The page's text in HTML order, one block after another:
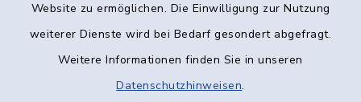
Website zu ermöglichen. Die Einwilligung zur Nutzung
weiterer Dienste wird bei Bedarf gesondert abgefragt.
Weitere Informationen finden Sie in unseren
Datenschutzhinweisen.
Datenschutz